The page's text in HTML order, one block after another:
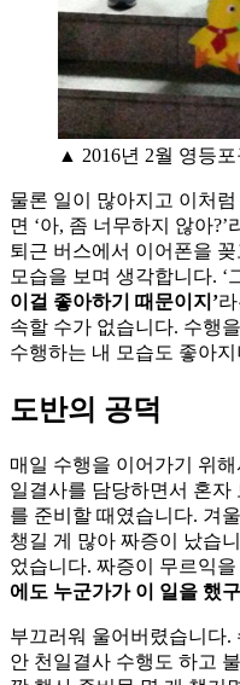
▲ 2016년 2월 영등
물론 일이 많아지고 이처
면 ‘아, 좀 너무하지 않아
퇴근 버스에서 이어폰을
모습을 보며 생각합니다.
이걸 좋아하기 때문이지’
속할 수가 없습니다. 수행
수행하는 내 모습도 좋아
도반의 공덕
매일 수행을 이어가기 위
일결사를 담당하면서 혼
를 준비할 때였습니다. 겨
챙길 게 많아 짜증이 났습
었습니다. 짜증이 무르익
에도 누군가가 이 일을 했
부끄러워 울어버렸습니다.
안 천일결사 수행도 하고